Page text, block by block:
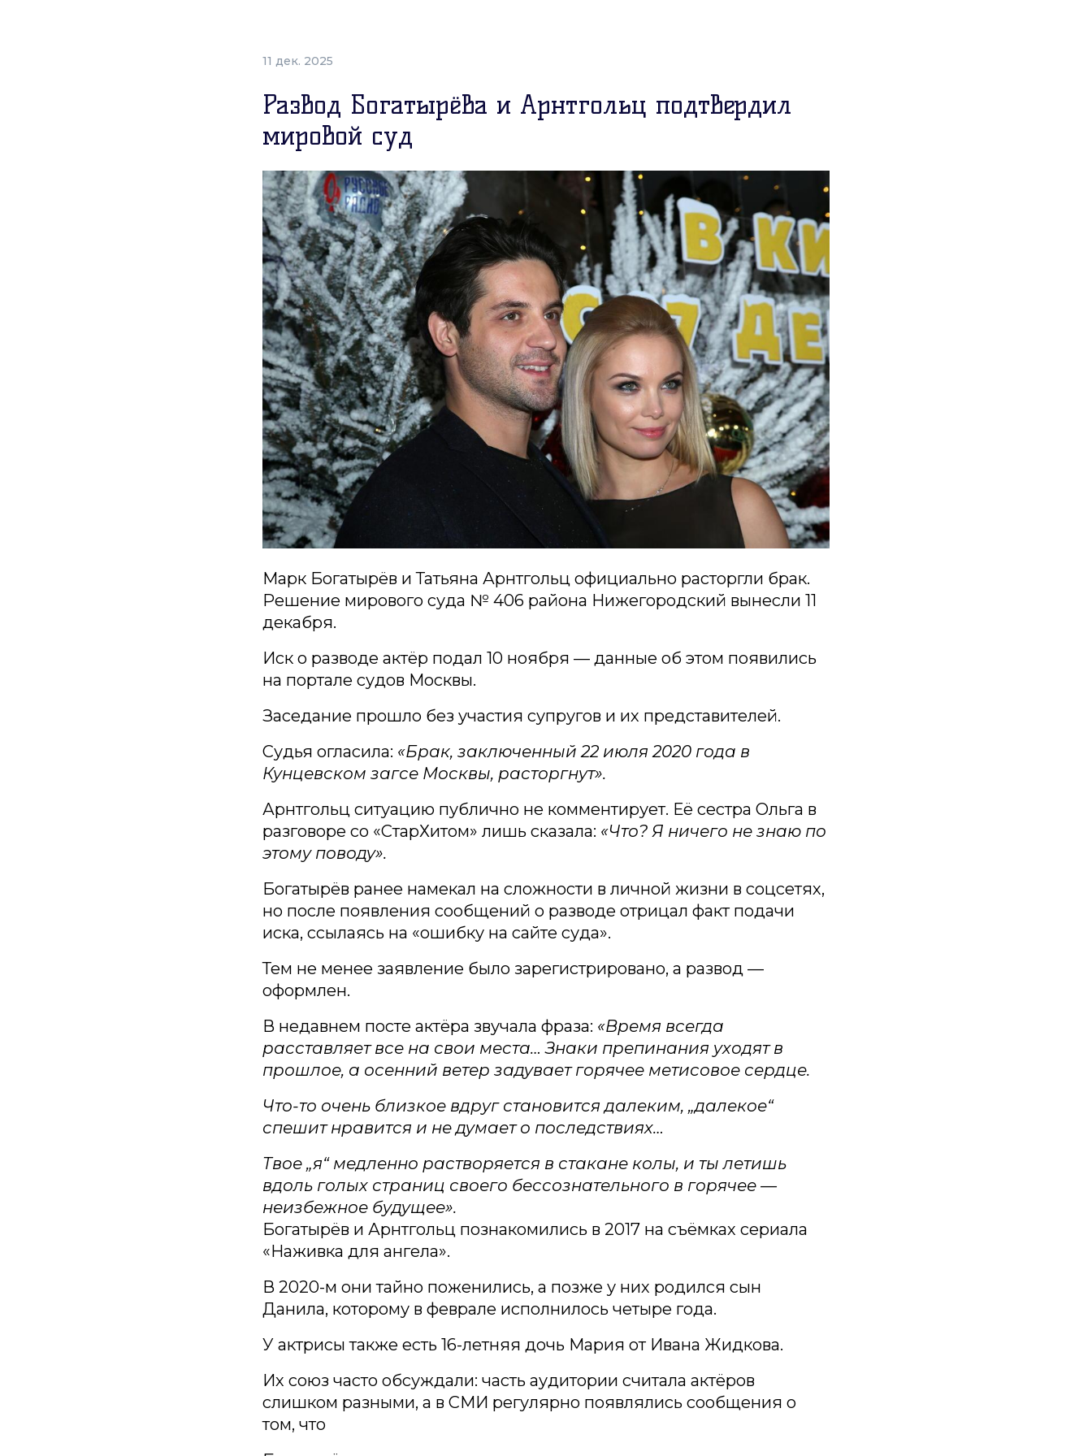
11 дек. 2025
Развод Богатырёва и Арнтгольц подтвердил
мировой суд
Марк Богатырёв и Татьяна Арнтгольц официально расторгли брак.
Решение мирового суда № 406 района Нижегородский вынесли 11
декабря.
Иск о разводе актёр подал 10 ноября — данные об этом появились
на портале судов Москвы.
Заседание прошло без участия супругов и их представителей.
Судья огласила: «Брак, заключенный 22 июля 2020 года в
Кунцевском загсе Москвы, расторгнут».
Арнтгольц ситуацию публично не комментирует. Её сестра Ольга в
разговоре со «СтарХитом» лишь сказала: «Что? Я ничего не знаю по
этому поводу».
Богатырёв ранее намекал на сложности в личной жизни в соцсетях,
но после появления сообщений о разводе отрицал факт подачи
иска, ссылаясь на «ошибку на сайте суда».
Тем не менее заявление было зарегистрировано, а развод —
оформлен.
В недавнем посте актёра звучала фраза: «Время всегда
расставляет все на свои места… Знаки препинания уходят в
прошлое, а осенний ветер задувает горячее метисовое сердце.
Что-то очень близкое вдруг становится далеким, „далекое“
спешит нравится и не думает о последствиях…
Твое „я“ медленно растворяется в стакане колы, и ты летишь
вдоль голых страниц своего бессознательного в горячее —
неизбежное будущее».
Богатырёв и Арнтгольц познакомились в 2017 на съёмках сериала
«Наживка для ангела».
В 2020-м они тайно поженились, а позже у них родился сын
Данила, которому в феврале исполнилось четыре года.
У актрисы также есть 16-летняя дочь Мария от Ивана Жидкова.
Их союз часто обсуждали: часть аудитории считала актёров
слишком разными, а в СМИ регулярно появлялись сообщения о
том, что